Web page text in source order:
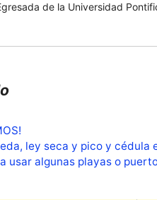
de la Universidad
ley seca y pico y cédula
usar algunas playas o